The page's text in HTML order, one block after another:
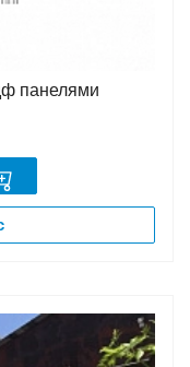
панелями